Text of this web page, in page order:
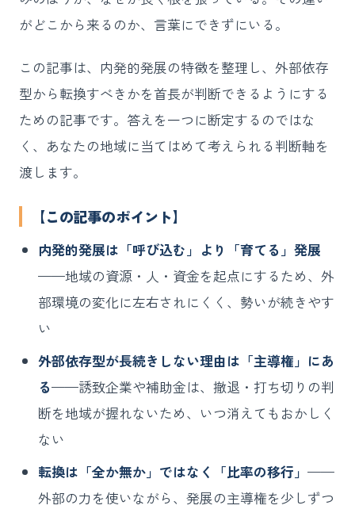
がどこから来るのか、言葉にできずにいる。
この記事は、内発的発展の特徴を整理し、外部依存
型から転換すべきかを首長が判断できるようにする
ための記事です。答えを一つに断定するのではな
く、あなたの地域に当てはめて考えられる判断軸を
渡します。
【この記事のポイント】
内発的発展は「呼び込む」より「育てる」発展
——地域の資源・人・資金を起点にするため、外
部環境の変化に左右されにくく、勢いが続きやす
い
外部依存型が長続きしない理由は「主導権」にあ
る——誘致企業や補助金は、撤退・打ち切りの判
断を地域が握れないため、いつ消えてもおかしく
ない
転換は「全か無か」ではなく「比率の移行」 ——
外部の力を使いながら、発展の主導権を少しずつ